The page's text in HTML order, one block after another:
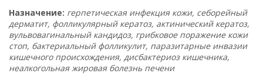
Назначение: герпетическая инфекция кожи, себорейный
дерматит, фолликулярный кератоз, актинический кератоз,
вульвовагинальный кандидоз, грибковое поражение кожи
стоп, бактериальный фолликулит, паразитарные инвазии
кишечного происхождения, дисбактериоз кишечника,
неалкогольная жировая болезнь печени